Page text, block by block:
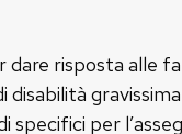
dare risposta alle
disabilità
specifici per